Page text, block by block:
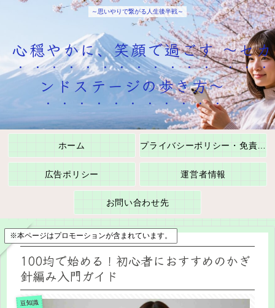
～思いやりで繋がる人生後半戦～
心穏やかに、笑顔で過ごす ～セカ
ンドステージの歩き方～
ホーム
広告ポリシー 運営者情報
お問い合わせ先
※本ページはプロモーションが含まれています。
100均で始める！初心者におすすめのかぎ
針編み入門ガイド
豆知識